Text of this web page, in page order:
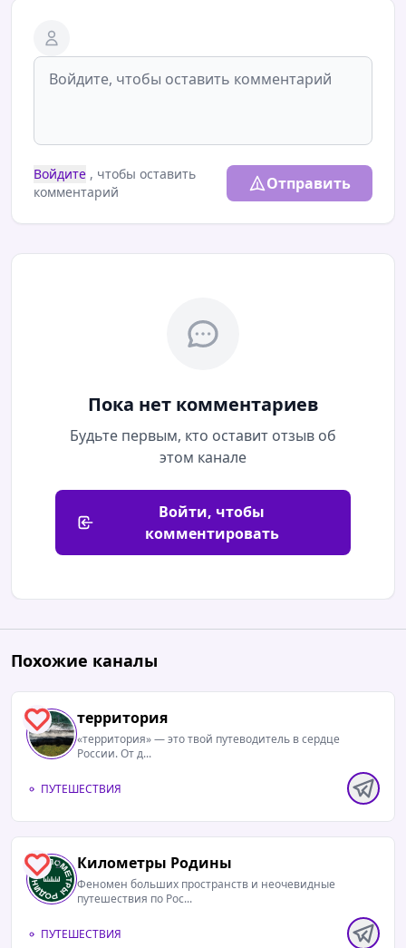
Войдите , чтобы оставить
комментарий
Отправить
Пока нет комментариев
Будьте первым, кто оставит отзыв об
этом канале
Войти, чтобы
комментировать
Похожие каналы
1 территория
«территория» — это твой путеводитель в сердце
России. От д...
ПУТЕШЕСТВИЯ
2 Километры Родины
Феномен больших пространств и неочевидные
путешествия по Рос...
ПУТЕШЕСТВИЯ